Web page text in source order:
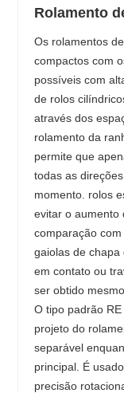
Rolamento
Os rolamentos
compactos com
possíveis com
de rolos
através dos
rolamento da
permite que
todas as
momento. rolos
evitar o aumento
comparação
gaiolas de
em contato ou
ser obtido
O tipo padrão
projeto do
separável
principal. É
precisão